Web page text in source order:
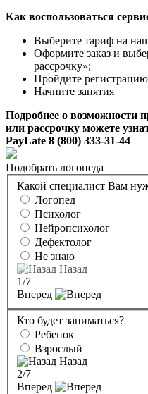
Как воспользоваться
Выберите тариф на
Оформите заказ и
рассрочку»;
Пройдите
Начните занятия
Подробнее о возможности
или рассрочку можете
PayLate 8 (800) 333-31-44
Подобрать логопеда
Какой специалист Вам
Логопед
Психолог
Нейропсихолог
Дефектолог
Не знаю
Назад
1/7
Вперед
Кто будет заниматься?
Ребенок
Взрослый
Назад
2/7
Вперед